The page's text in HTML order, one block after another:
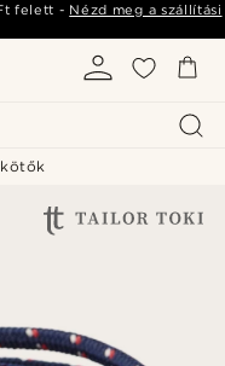
felett - Nézd meg a szállítási